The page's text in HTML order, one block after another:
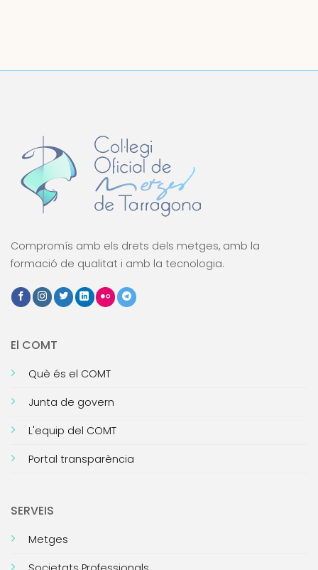
Compromís amb els drets dels metges, amb la
formació de qualitat i amb la tecnologia.
El COMT
Què és el COMT
Junta de govern
L'equip del COMT
Portal transparència
SERVEIS
Metges